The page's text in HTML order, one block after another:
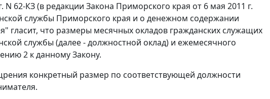
N 62-КЗ (в редакции Закона Приморского края от 6 мая 2011 г.
службы Приморского края и о денежном содержании
гласит, что размеры месячных окладов гражданских служащих
службы (далее - должностной оклад) и ежемесячного
2 к данному Закону.
конкретный размер по соответствующей должности